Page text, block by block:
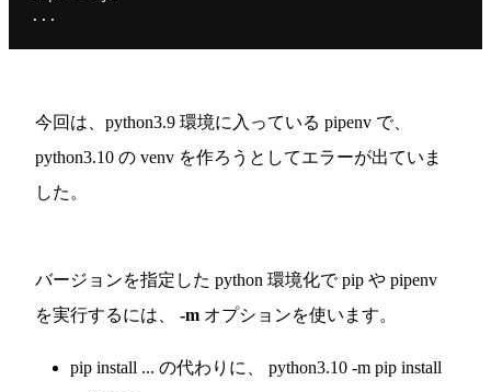
...
今回は、python3.9 環境に入っている pipenv で、
python3.10 の venv を作ろうとしてエラーが出ていま
した。
バージョンを指定した python 環境化で pip や pipenv
を実行するには、 -m オプションを使います。
pip install ... の代わりに、 python3.10 -m pip install